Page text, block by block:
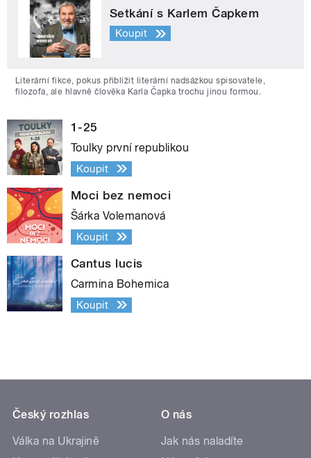
Setkání s Karlem Čapkem
Koupit
Literární fikce, pokus přiblížit literární nadsázkou spisovatele,
filozofa, ale hlavně člověka Karla Čapka trochu jinou formou.
1-25
Toulky první republikou
Koupit
Moci bez nemoci
Šárka Volemanová
Koupit
Cantus lucis
Carmina Bohemica
Koupit
Český rozhlas
Válka na Ukrajině
O nás
Jak nás naladíte